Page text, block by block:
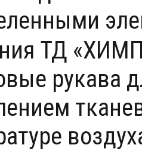
ТД
рукава